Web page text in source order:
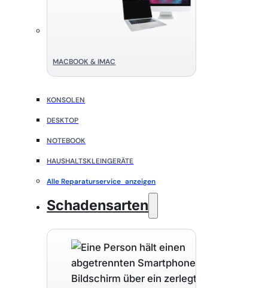
MACBOOK & IMAC
KONSOLEN
DESKTOP
NOTEBOOK
HAUSHALTSKLEINGERÄTE
Alle Reparaturservice anzeigen
Schadensarten